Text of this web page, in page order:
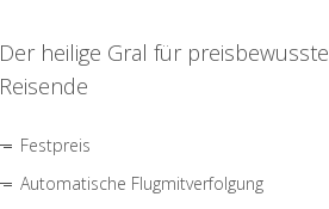
Der heilige Gral für preisbewusste
Reisende
Festpreis
Automatische Flugmitverfolgung